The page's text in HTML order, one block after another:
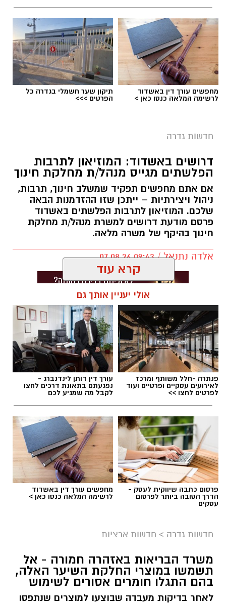
מחפשים עורך דין באשדוד
לרשימה המלאה כנסו כאן >
תיקון שער חשמלי בגדרה כל
הפרטים >>>
חדשות גדרה
דרושים באשדוד: המוזיאון לתרבות
הפלשתים מגייס מנהל/ת מחלקת חינוך
אם אתם מחפשים תפקיד שמשלב חינוך, תרבות,
ניהול ויצירתיות – ייתכן שזו ההזדמנות הבאה
שלכם. המוזיאון לתרבות הפלשתים באשדוד
פרסם מודעת דרושים למשרת מנהל/ת מחלקת
חינוך בהיקף של משרה מלאה.
אלדה נתנאל / 09:43 07.08.26
תגים:דרושים באשדוד
גיוס
במסגרת התפקיד יידרש המועמד להוביל את תחום
מקצועי, לפתח תוכניות חינוכיות, ליצור אירועי תוכן
ופרויקטים ייחודיים ולעבוד מול קהלים מגוונים, תוך
חיבור בין עולם התרבות, החינוך והקהילה.
קרא עוד
אולי יעניין אותך גם
פנתרה -חלל משותף ומרכז
לאירועים עסקיים ופרטיים ועוד
לפרטים לחצו >>
עורך דין דותן לינדנברג -
נפגעתם בתאונת דרכים לחצו
לקבל מה שמגיע לכם
פרסום כתבה שיווקית לעסק -
הדרך הטובה ביותר לפרסום
עסקים
מחפשים עורך דין באשדוד
לרשימה המלאה כנסו כאן >
חדשות גדרה > חדשות ארציות
משרד הבריאות באזהרה חמורה - אל
תשמשו במוצרי החלקת השיער האלה,
בהם התגלו חומרים אסורים לשימוש
לאחר בדיקות מעבדה שבוצעו למוצרים שנתפסו